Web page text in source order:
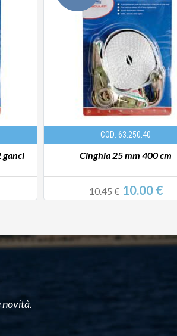
ganci
COD: 63.250.40
Cinghia 25 mm 400 cm
10.45 €10.00 €
novità.